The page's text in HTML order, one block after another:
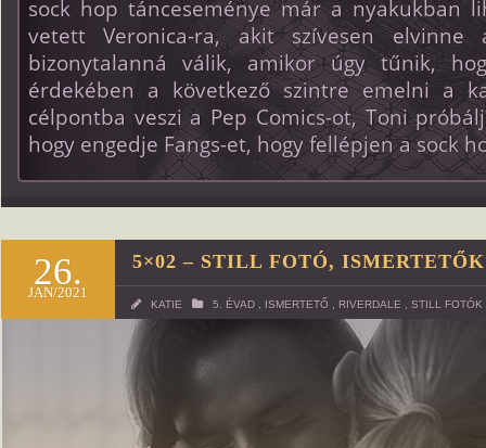
sock hop tánceseménye már a nyakukban
vetett Veronica-ra, akit szívesen elvinne
bizonytalanná válik, amikor úgy tűnik,
érdekében a következő szintre emelni a
célpontba veszi a Pep Comics-ot, Toni
hogy engedje Fangs-et, hogy fellépjen a sock
26.
JAN/2021
5×02 – STILL FOTÓ, ISMERTETŐK
KATIE 5. ÉVAD ISMERTETŐ RIVERDALE STILL FOTÓK